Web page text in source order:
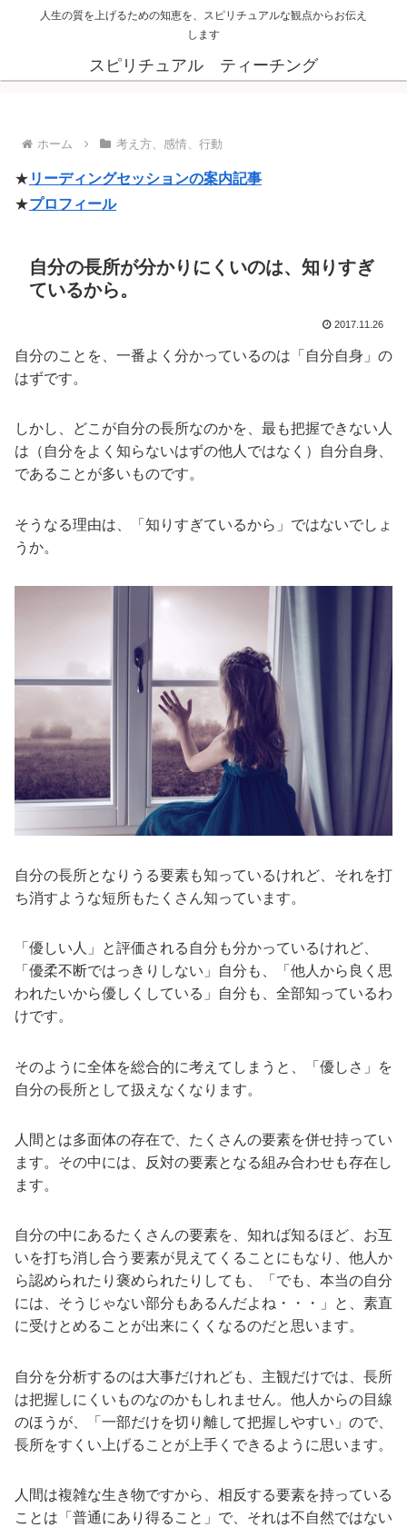
人生の質を上げるための知恵を、スピリチュアルな観点からお伝え
します
スピリチュアル ティーチング
ホーム 考え方、感情、行動
★ リーディングセッションの案内記事
★プロフィール
自分の長所が分かりにくいのは、知りすぎ
ているから。
2017.11.26
自分のことを、一番よく分かっているのは「自分自身」の
はずです。
しかし、どこが自分の長所なのかを、最も把握できない人
は（自分をよく知らないはずの他人ではなく）自分自身、
であることが多いものです。
そうなる理由は、「知りすぎているから」ではないでしょ
うか。
自分の長所となりうる要素も知っているけれど、それを打
ち消すような短所もたくさん知っています。
「優しい人」と評価される自分も分かっているけれど、
「優柔不断ではっきりしない」自分も、「他人から良く思
われたいから優しくしている」自分も、全部知っているわ
けです。
そのように全体を総合的に考えてしまうと、「優しさ」を
自分の長所として扱えなくなります。
人間とは多面体の存在で、たくさんの要素を併せ持ってい
ます。その中には、反対の要素となる組み合わせも存在し
ます。
自分の中にあるたくさんの要素を、知れば知るほど、お互
いを打ち消し合う要素が見えてくることにもなり、他人か
ら認められたり褒められたりしても、「でも、本当の自分
には、そうじゃない部分もあるんだよね・・・」と、素直
に受けとめることが出来にくくなるのだと思います。
自分を分析するのは大事だけれども、主観だけでは、長所
は把握しにくいものなのかもしれません。他人からの目線
のほうが、「一部だけを切り離して把握しやすい」ので、
長所をすくい上げることが上手くできるように思います。
人間は複雑な生き物ですから、相反する要素を持っている
ことは「普通にあり得ること」で、それは不自然ではない